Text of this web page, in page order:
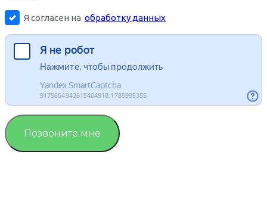
Я согласен на обработку данных
Позвоните мне